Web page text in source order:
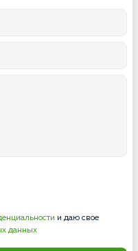
и даю свое
данных